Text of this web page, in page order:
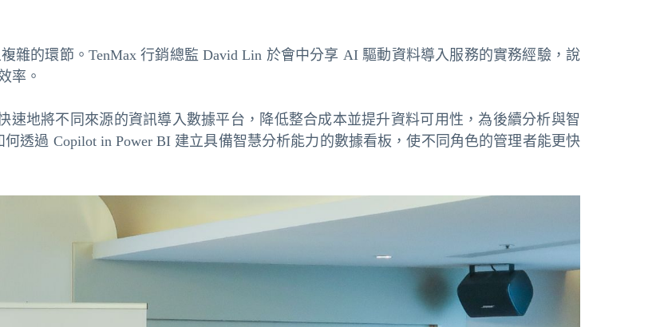
雜的環節。TenMax 行銷總監 David Lin 於會中分享 AI 驅動資料導入服務的實務經驗，說
率。
地將不同來源的資訊導入數據平台，降低整合成本並提升資料可用性，為後續分析與智
透過 Copilot in Power BI 建立具備智慧分析能力的數據看板，使不同角色的管理者能更快